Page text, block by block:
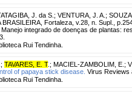
J. da S. ; VENTURA, J. A. ;
Fortaleza, v.28, n. Supl.,
integrado de doenças de plantas:
Rui Tendinha.
; TAVARES, E. T. ; MACIEL-ZAMBOLIM, E. ;
of papaya stick disease. Virus Reviews
Rui Tendinha.